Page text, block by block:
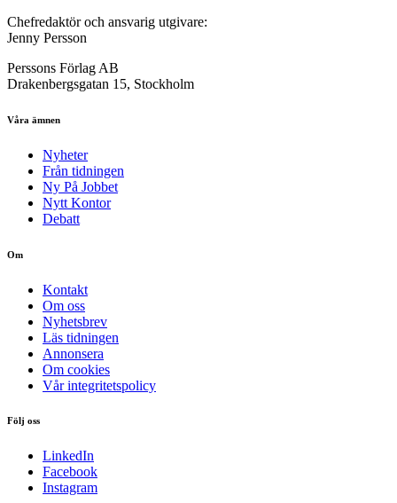
Chefredaktör och ansvarig utgivare:
Jenny Persson
Perssons Förlag AB
Drakenbergsgatan 15, Stockholm
Våra ämnen
Nyheter
Från tidningen
Ny På Jobbet
Nytt Kontor
Debatt
Om
Kontakt
Om oss
Nyhetsbrev
Läs tidningen
Annonsera
Om cookies
Vår integritetspolicy
Följ oss
LinkedIn
Facebook
Instagram